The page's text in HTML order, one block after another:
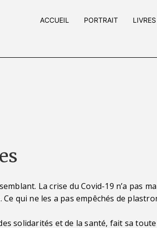
ACCUEIL PORTRAIT LIVRES
La crise du Covid-19 n’a pas
qui ne les a pas empêchés de
solidarités et de la santé, fait sa